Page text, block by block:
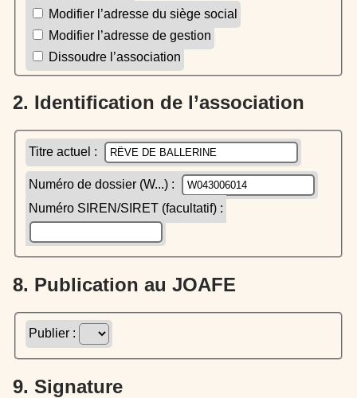
Modifier l’adresse du siège social
Modifier l’adresse de gestion
Dissoudre l’association
2. Identification de l’association
Titre actuel :
Numéro de dossier (W...) :
Numéro SIREN/SIRET (facultatif) :
8. Publication au JOAFE
Publier :
9. Signature